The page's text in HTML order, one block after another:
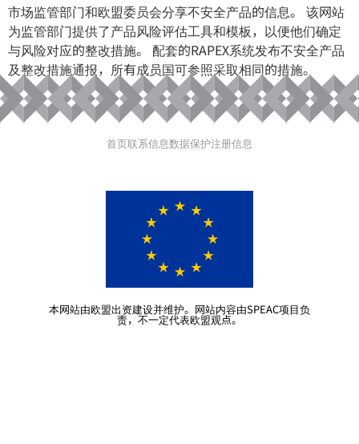
市场监管部门和欧盟委员会分享不安全产品的信息。 该网站
为监管部门提供了产品风险评估工具和模板，以便他们确定
与风险对应的整改措施。 配套的RAPEX系统发布不安全产品
及整改措施通报，所有成员国可参照采取相同的措施。
首页联系信息数据保护注册信息
本网站由欧盟出资建设并维护。网站内容由SPEAC项目负
责，不一定代表欧盟观点。